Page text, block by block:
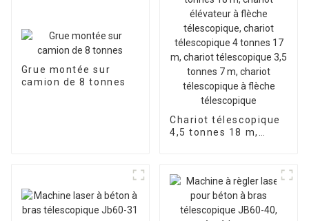
Grue montée sur
camion de 8 tonnes
Chariot télescopique
4,5 tonnes 18 m,
4 tonnes 17 m,
chariot télescopique
3,5 tonnes 7 m,